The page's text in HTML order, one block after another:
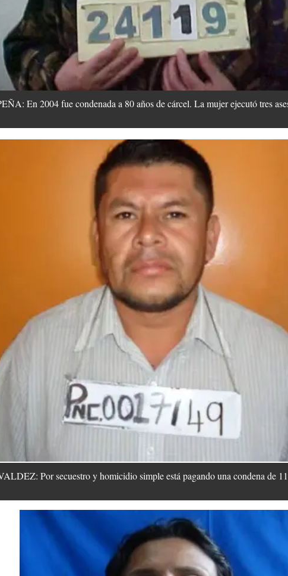
En 2004 fue condenada a 80 años de cárcel. La mujer ejecutó tres
Por secuestro y homicidio simple está pagando una condena de